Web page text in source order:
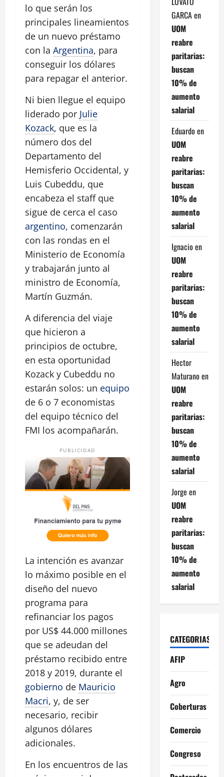
lo que serán los
principales lineamientos
de un nuevo préstamo
con la Argentina, para
conseguir los dólares
para repagar el anterior.
Ni bien llegue el equipo
liderado por Julie
Kozack, que es la
número dos del
Departamento del
Hemisferio Occidental, y
Luis Cubeddu, que
encabeza el staff que
sigue de cerca el caso
argentino, comenzarán
con las rondas en el
Ministerio de Economía
y trabajarán junto al
ministro de Economía,
Martín Guzmán.
A diferencia del viaje
que hicieron a
principios de octubre,
en esta oportunidad
Kozack y Cubeddu no
estarán solos: un equipo
de 6 o 7 economistas
del equipo técnico del
FMI los acompañarán.
PUBLICIDAD
La intención es avanzar
lo máximo posible en el
diseño del nuevo
programa para
refinanciar los pagos
por US$ 44.000 millones
que se adeudan del
préstamo recibido entre
2018 y 2019, durante el
gobierno de Mauricio
Macri, y, de ser
necesario, recibir
algunos dólares
adicionales.
En los encuentros de las
GARCAen
UOM
reabre
paritarias:
buscan
10% de
aumento
salarial
Eduardo en
UOM
reabre
paritarias:
buscan
10% de
aumento
salarial
Ignacio en
UOM
reabre
paritarias:
buscan
10% de
aumento
salarial
Hector
Maturano en
UOM
reabre
paritarias:
buscan
10% de
aumento
salarial
Jorge en
UOM
reabre
paritarias:
buscan
10% de
aumento
salarial
CATEGORIAS
AFIP
Agro
Coberturas
Comercio
Congreso